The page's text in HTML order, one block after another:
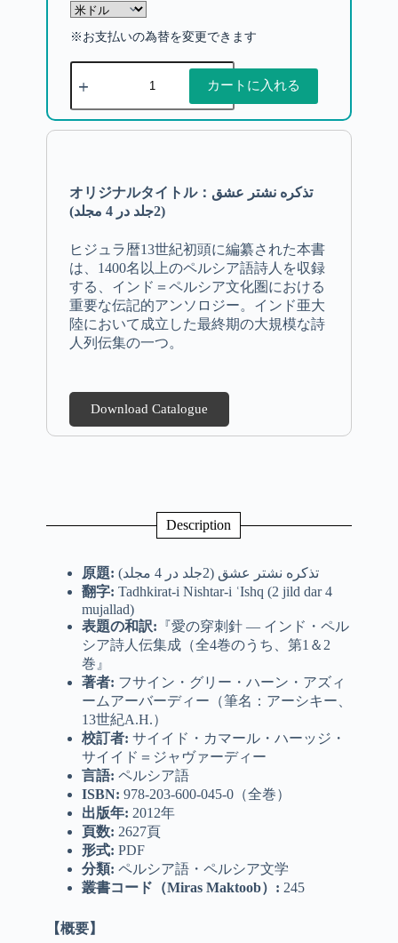
※お支払いの為替を変更できます
カートに入れる
オリジナルタイトル：تذکره نشتر عشق
(2جلد در 4 مجلد)
ヒジュラ暦13世紀初頭に編纂された本書
は、1400名以上のペルシア語詩人を収録
する、インド＝ペルシア文化圏における
重要な伝記的アンソロジー。インド亜大
陸において成立した最終期の大規模な詩
人列伝集の一つ。
Download Catalogue
Description
原題:
تذکره نشتر عشق (2جلد در 4 مجلد)
翻字: Tadhkirat-i Nishtar-i ʿIshq (2 jild dar 4
mujallad)
表題の和訳: 『愛の穿刺針 ― インド・ペル
シア詩人伝集成（全4巻のうち、第1＆2
巻』
著者: フサイン・グリー・ハーン・アズィ
ームアーバーディー（筆名：アーシキー、
13世紀A.H.）
校訂者: サイイド・カマール・ハーッジ・
サイイド＝ジャヴァーディー
言語: ペルシア語
ISBN: 978-203-600-045-0（全巻）
出版年: 2012年
頁数: 2627頁
形式: PDF
分類: ペルシア語・ペルシア文学
叢書コード（Miras Maktoob） : 245
【概要】